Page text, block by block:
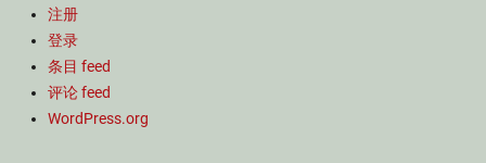
注册
登录
条目 feed
评论 feed
WordPress.org